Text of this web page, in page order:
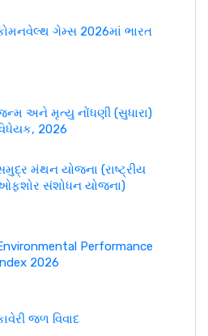
ગેમ્સ 2026માં ભારત
અને મૃત્યુ નોંધણી (સુધારા)
2026
મંથન યોજના (રાષ્ટ્રીય
સંશોધન યોજના)
Performance
2026
જળ વિવાદ